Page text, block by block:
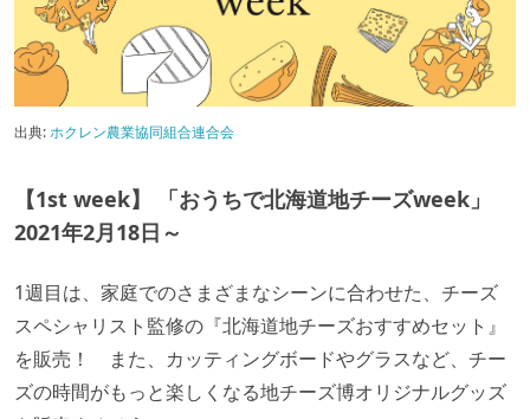
出典:ホクレン農業協同組合連合会
【1st week】 「おうちで北海道地チーズweek」
2021年2月18日～
1週目は、家庭でのさまざまなシーンに合わせた、チーズ
スペシャリスト監修の『北海道地チーズおすすめセット』
を販売！ また、カッティングボードやグラスなど、チー
ズの時間がもっと楽しくなる地チーズ博オリジナルグッズ